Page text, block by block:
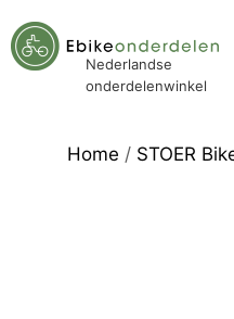
Nederlandse
onderdelenwinkel
Home / STOER